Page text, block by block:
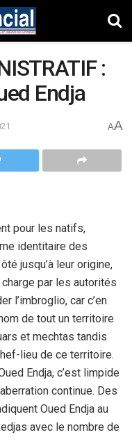
:
Endja
AA
pour les natifs,
identitaire des
jusqu’à leur origine,
par les autorités
l’imbroglio, car c’en
de tout un territoire
et mechtas tandis
lieu de ce territoire.
Endja, c’est limpide
continue. Des
Oued Endja au
avec le nombre de